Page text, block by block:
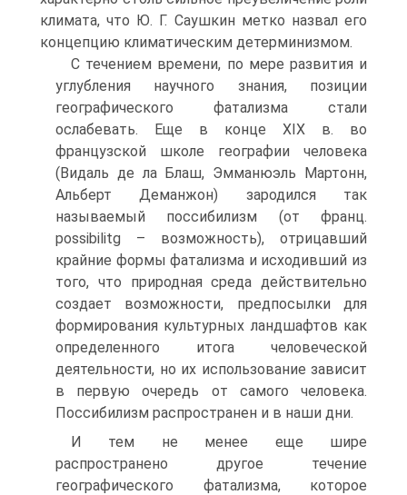
климата, что Ю. Г. Саушкин метко назвал его
концепцию климатическим детерминизмом.
С течением времени, по мере развития и
углубления научного знания, позиции
географического фатализма стали
ослабевать. Еще в конце XIX в. во
французской школе географии человека
(Видаль де ла Блаш, Эмманюэль Мартонн,
Альберт Деманжон) зародился так
называемый поссибилизм (от франц.
possibilitg – возможность), отрицавший
крайние формы фатализма и исходивший из
того, что природная среда действительно
создает возможности, предпосылки для
формирования культурных ландшафтов как
определенного итога человеческой
деятельности, но их использование зависит
в первую очередь от самого человека.
Поссибилизм распространен и в наши дни.
И тем не менее еще шире
распространено другое течение
географического фатализма, которое